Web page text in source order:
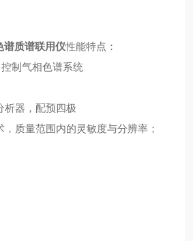
谱质谱联用仪性能特点：
制气相色谱系统
析器，配预四极
质量范围内的灵敏度与分辨率；